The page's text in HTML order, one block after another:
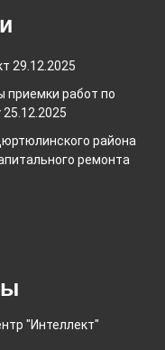
29.12.2025
приемки работ по
25.12.2025
района
ремонта
"Интеллект"